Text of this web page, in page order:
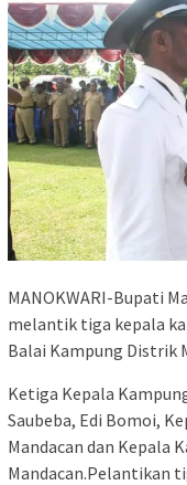
MANOKWARI-Bupati
melantik tiga kepala
Balai Kampung Distrik
Ketiga Kepala
Saubeba, Edi Bomoi,
Mandacan dan Kepala
Mandacan.Pelantikan